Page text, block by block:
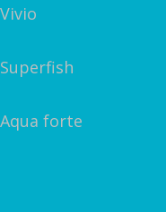
Vivio
Superfish
Aqua forte